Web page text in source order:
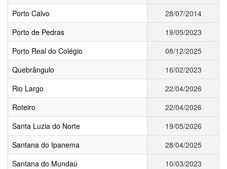
Porto Calvo
28/07/2014
Porto de Pedras
19/05/2023
Porto Real do Colégio
08/12/2025
Quebrângulo
16/02/2023
Rio Largo
22/04/2026
Roteiro
22/04/2026
Santa Luzia do Norte
19/05/2026
Santana do Ipanema
28/04/2025
Santana do Mundaú
10/03/2023